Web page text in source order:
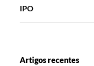
IPO
Artigos recentes